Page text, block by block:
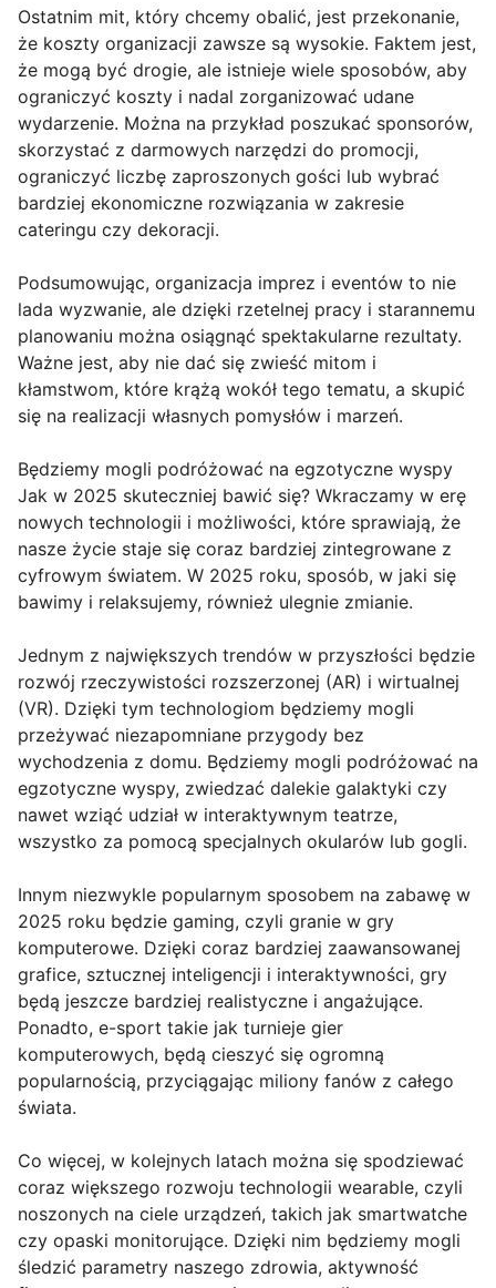
Ostatnim mit, który chcemy obalić, jest przekonanie,
że koszty organizacji zawsze są wysokie. Faktem jest,
że mogą być drogie, ale istnieje wiele sposobów, aby
ograniczyć koszty i nadal zorganizować udane
wydarzenie. Można na przykład poszukać sponsorów,
skorzystać z darmowych narzędzi do promocji,
ograniczyć liczbę zaproszonych gości lub wybrać
bardziej ekonomiczne rozwiązania w zakresie
cateringu czy dekoracji.
Podsumowując, organizacja imprez i eventów to nie
lada wyzwanie, ale dzięki rzetelnej pracy i starannemu
planowaniu można osiągnąć spektakularne rezultaty.
Ważne jest, aby nie dać się zwieść mitom i
kłamstwom, które krążą wokół tego tematu, a skupić
się na realizacji własnych pomysłów i marzeń.
Będziemy mogli podróżować na egzotyczne wyspy
Jak w 2025 skuteczniej bawić się? Wkraczamy w erę
nowych technologii i możliwości, które sprawiają, że
nasze życie staje się coraz bardziej zintegrowane z
cyfrowym światem. W 2025 roku, sposób, w jaki się
bawimy i relaksujemy, również ulegnie zmianie.
Jednym z największych trendów w przyszłości będzie
rozwój rzeczywistości rozszerzonej (AR) i wirtualnej
(VR). Dzięki tym technologiom będziemy mogli
przeżywać niezapomniane przygody bez
wychodzenia z domu. Będziemy mogli podróżować na
egzotyczne wyspy, zwiedzać dalekie galaktyki czy
nawet wziąć udział w interaktywnym teatrze,
wszystko za pomocą specjalnych okularów lub gogli.
Innym niezwykle popularnym sposobem na zabawę w
2025 roku będzie gaming, czyli granie w gry
komputerowe. Dzięki coraz bardziej zaawansowanej
grafice, sztucznej inteligencji i interaktywności, gry
będą jeszcze bardziej realistyczne i angażujące.
Ponadto, e-sport takie jak turnieje gier
komputerowych, będą cieszyć się ogromną
popularnością, przyciągając miliony fanów z całego
świata.
Co więcej, w kolejnych latach można się spodziewać
coraz większego rozwoju technologii wearable, czyli
noszonych na ciele urządzeń, takich jak smartwatche
czy opaski monitorujące. Dzięki nim będziemy mogli
śledzić parametry naszego zdrowia, aktywność